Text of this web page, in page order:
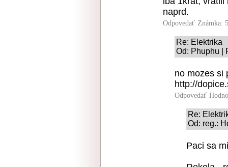
naprd.
Odpovedať Známka:
Re: Elektrika
Od: Phuphu |
no mozes si
http://
Odpovedať
Re:
Od: reg.:
Paci sa